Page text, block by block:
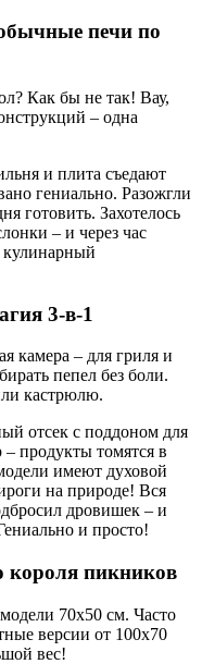
печи по
Как бы не так! Вау,
– одна
и плита съедают
гениально. Разожгли
готовить. Захотелось
– и через час
кулинарный
3-в-1
камера – для гриля и
пепел без боли.
кастрюлю.
отсек с поддоном для
продукты томятся в
имеют духовой
на природе! Вся
дровишек – и
и просто!
короля пикников
70х50 см. Часто
версии от 100х70
вес!